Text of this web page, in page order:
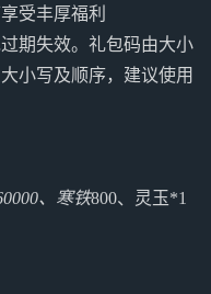
受丰厚福利
期失效。礼包码由大小
小写及顺序，建议使用
、寒铁800、灵玉*1